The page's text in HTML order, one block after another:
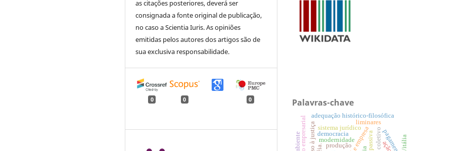
as citações posteriores, deverá ser
consignada a fonte original de publicação,
no caso a Scientia Iuris. As opiniões
emitidas pelos autores dos artigos são de
sua exclusiva responsabilidade.
0 0 0 Palavras-chave
liminares
pagamento
modernidade
produção
adequação histórico-filosófica
acesso à justiça democracia
sistema jurídico